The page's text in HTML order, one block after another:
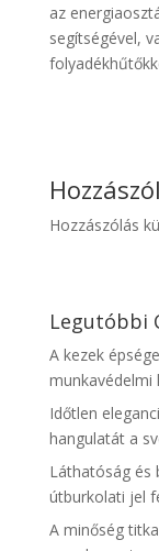
az
segítségével,
Hozzászólás
Legutóbbi
A kezek
munkavédelmi
Időtlen
hangulatát a
Láthatóság és
útburkolati jel
A minőség